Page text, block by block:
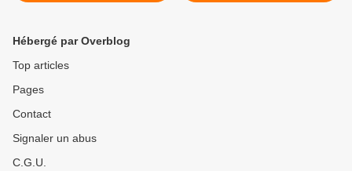
Hébergé par Overblog
Top articles
Pages
Contact
Signaler un abus
C.G.U.